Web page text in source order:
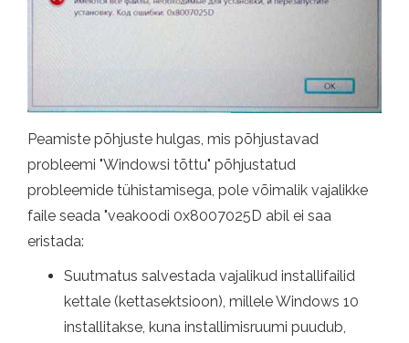
Peamiste põhjuste hulgas, mis põhjustavad
probleemi "Windowsi tõttu" põhjustatud
probleemide tühistamisega, pole võimalik vajalikke
faile seada "veakoodi 0x8007025D abil ei saa
eristada:
Suutmatus salvestada vajalikud installifailid
kettale (kettasektsioon), millele Windows 10
installitakse, kuna installimisruumi puudub,